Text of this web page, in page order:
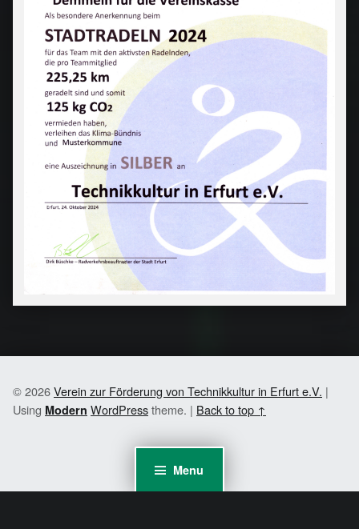
Menu
© 2026Verein zur Förderung von Technikkultur in Erfurt e.V. |
Using Modern WordPresstheme. | Back to top ↑